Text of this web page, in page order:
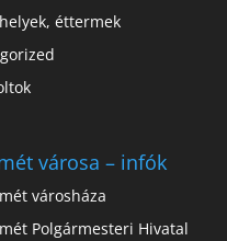
éttermek
városa – infók
városháza
Polgármesteri Hivatal